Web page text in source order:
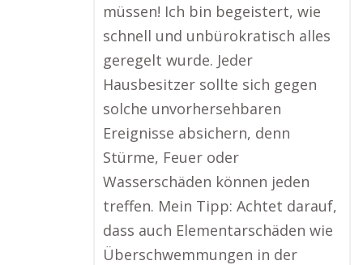
müssen! Ich bin begeistert, wie
schnell und unbürokratisch alles
geregelt wurde. Jeder
Hausbesitzer sollte sich gegen
solche unvorhersehbaren
Ereignisse absichern, denn
Stürme, Feuer oder
Wasserschäden können jeden
treffen. Mein Tipp: Achtet darauf,
dass auch Elementarschäden wie
Überschwemmungen in der